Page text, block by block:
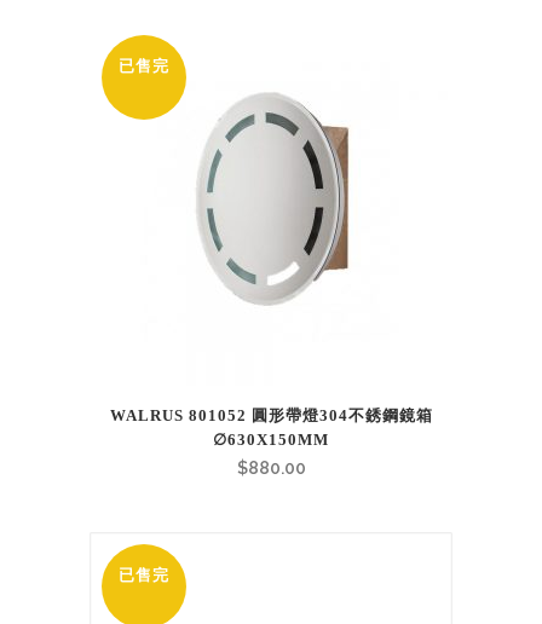
已售完
WALRUS 801052 圓形帶燈304不銹鋼鏡箱
∅630X150MM
$880.00
已售完